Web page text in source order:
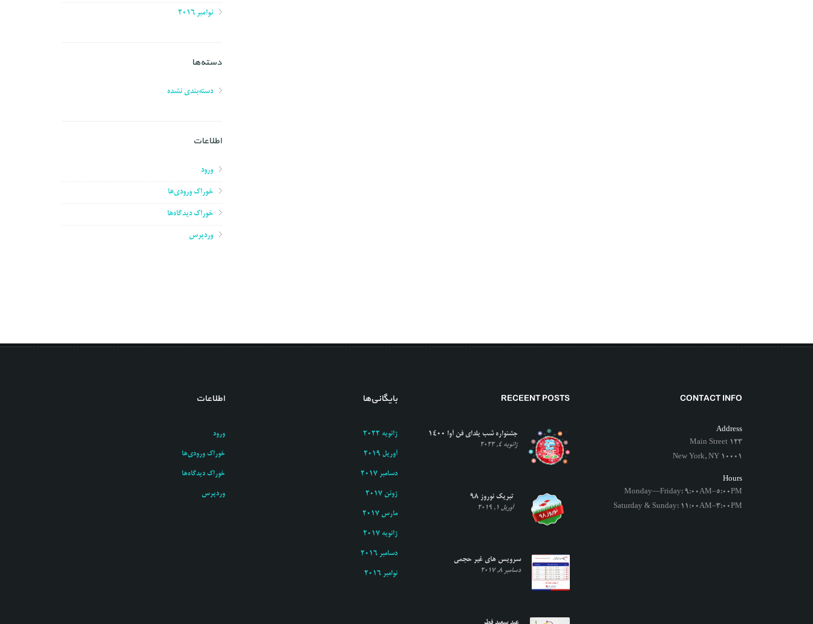
نوامبر 2016
دسته‌ها
دسته‌بندی نشده
اطلاعات
ورود
خوراک ورودی‌ها
خوراک دیدگاه‌ها
وردپرس
CONTACT INFO
Address
123 Main Street
New York, NY 10001
Hours
Monday—Friday: 9:00AM–5:00PM
Saturday & Sunday: 11:00AM–3:00PM
RECEENT POSTS
جشنواره شب یلدای فن آوا ۱۴۰۰
ژانویه 4, 2022
تبریک نوروز ۹۸
آوریل 1, 2019
سرویس های غیر حجمی
دسامبر 8, 2017
بایگانی‌ها
ژانویه 2022
آوریل 2019
دسامبر 2017
ژوئن 2017
مارس 2017
ژانویه 2017
دسامبر 2016
نوامبر 2016
اطلاعات
ورود
خوراک ورودی‌ها
خوراک دیدگاه‌ها
وردپرس